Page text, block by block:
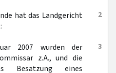
2
hat das Landgericht
3
2007 wurden der
z.A., und die
Besatzung eines